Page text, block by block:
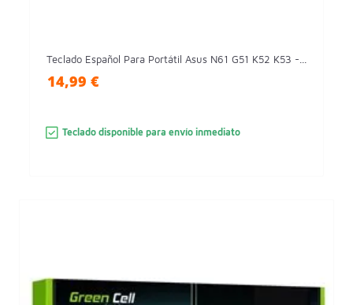
Teclado Español Para Portátil Asus N61 G51 K52 K53 -...
14,99 €
Teclado disponible para envío inmediato